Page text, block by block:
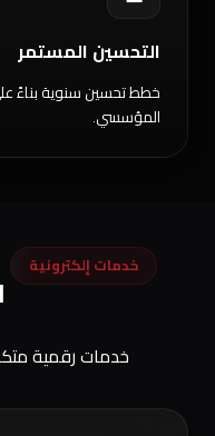
التحسين المستمر
خطط تحسين سنوية بناءً على
المؤسسي.
خدمات إلكترونية
خدمات رقمية